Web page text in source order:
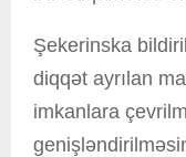
Şekerinska
diqqət ayrılan
imkanlara